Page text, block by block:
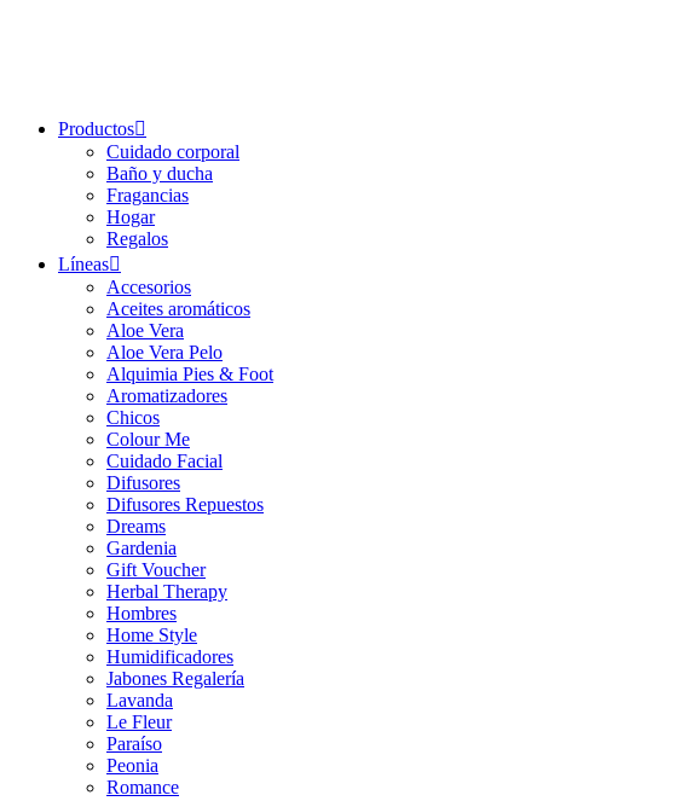
Productos
Cuidado corporal
Baño y ducha
Fragancias
Hogar
Regalos
Líneas
Accesorios
Aceites aromáticos
Aloe Vera
Aloe Vera Pelo
Alquimia Pies & Foot
Aromatizadores
Chicos
Colour Me
Cuidado Facial
Difusores
Difusores Repuestos
Dreams
Gardenia
Gift Voucher
Herbal Therapy
Hombres
Home Style
Humidificadores
Jabones Regalería
Lavanda
Le Fleur
Paraíso
Peonia
Romance